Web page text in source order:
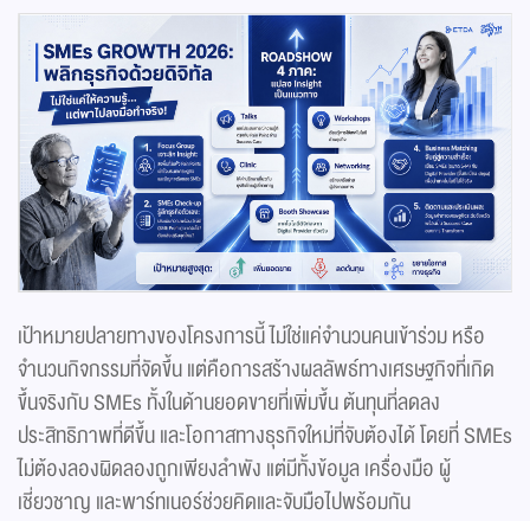
เป้าหมายปลายทางของโครงการนี้ ไม่ใช่แค่จำนวนคนเข้าร่วม หรือ
จำนวนกิจกรรมที่จัดขึ้น แต่คือการสร้างผลลัพธ์ทางเศรษฐกิจที่เกิด
ขึ้นจริงกับ SMEs ทั้งในด้านยอดขายที่เพิ่มขึ้น ต้นทุนที่ลดลง
ประสิทธิภาพที่ดีขึ้น และโอกาสทางธุรกิจใหม่ที่จับต้องได้ โดยที่ SMEs
ไม่ต้องลองผิดลองถูกเพียงลำพัง แต่มีทั้งข้อมูล เครื่องมือ ผู้
เชี่ยวชาญ และพาร์ทเนอร์ช่วยคิดและจับมือไปพร้อมกัน